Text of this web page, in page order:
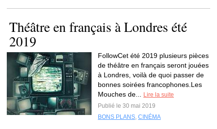
Théâtre en français à Londres été
2019
FollowCet été 2019 plusieurs pièces
de théâtre en français seront jouées
à Londres, voilà de quoi passer de
bonnes soirées francophones.Les
Mouches de...
Lire la suite
Publié le 30 mai 2019
BONS PLANS, CINÉMA